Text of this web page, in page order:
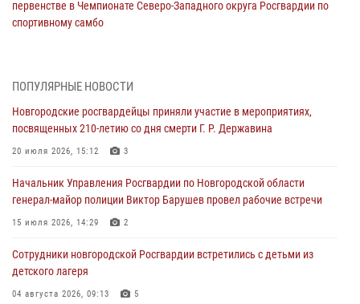
первенстве в Чемпионате Северо-Западного округа Росгвардии по
спортивному самбо
детского лагеря
04 августа 2026, 09:13 5
Новгородские росгвардейцы за неделю осуществили 203 выезда на
04 августа 2026, 09:12 1
Радиоэфир программы "Новости дня" на радио "Радио53" от 30
центре подготовки личного состава Росгвардии.
30 июля 2026, 16:00
ПОПУЛЯРНЫЕ НОВОСТИ
Новгородские росгвардейцы приняли участие в мероприятиях,
посвященных 210-летию со дня смерти Г. Р. Державина
20 июля 2026, 15:12 3
Начальник Управления Росгвардии по Новгородской области
генерал-майор полиции Виктор Барушев провел рабочие встречи
15 июля 2026, 14:29 2
Сотрудники новгородской Росгвардии встретились с детьми из
детского лагеря
04 августа 2026, 09:13 5